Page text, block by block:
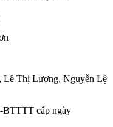
Lê Thị Lương, Nguyễn Lệ
BTTTT cấp ngày